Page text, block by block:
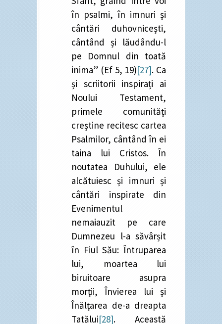
în psalmi, în imnuri și
cântări duhovnicești,
cântând și lăudându-l
pe Domnul din toată
inima” (Ef 5, 19)[27]. Ca
și scriitorii inspirați ai
Noului Testament,
primele comunități
creștine recitesc cartea
Psalmilor, cântând în ei
taina lui Cristos. În
noutatea Duhului, ele
alcătuiesc și imnuri și
cântări inspirate din
Evenimentul
nemaiauzit pe care
Dumnezeu l-a săvârșit
în Fiul Său: Întruparea
lui, moartea lui
biruitoare asupra
morții, Învierea lui și
Înălțarea de-a dreapta
Tatălui[28]. Această